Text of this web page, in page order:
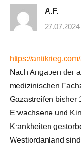
A.F.
https://
Nach Angaben der
medizinischen
Gazastreifen bisher
Erwachsene und
Krankheiten
Westjordanland